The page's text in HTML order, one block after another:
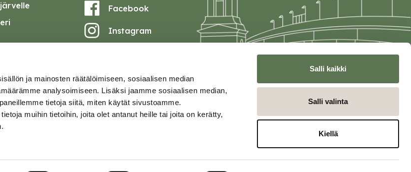
ja mainosten räätälöimiseen, sosiaalisen median
analysoimiseen. Lisäksi jaamme sosiaalisen median,
tietoja siitä, miten käytät sivustoamme.
muihin tietoihin, joita olet antanut heille tai joita on kerätty,
Salli kaikki
Salli valinta
Kiellä
Facebook
Instagram